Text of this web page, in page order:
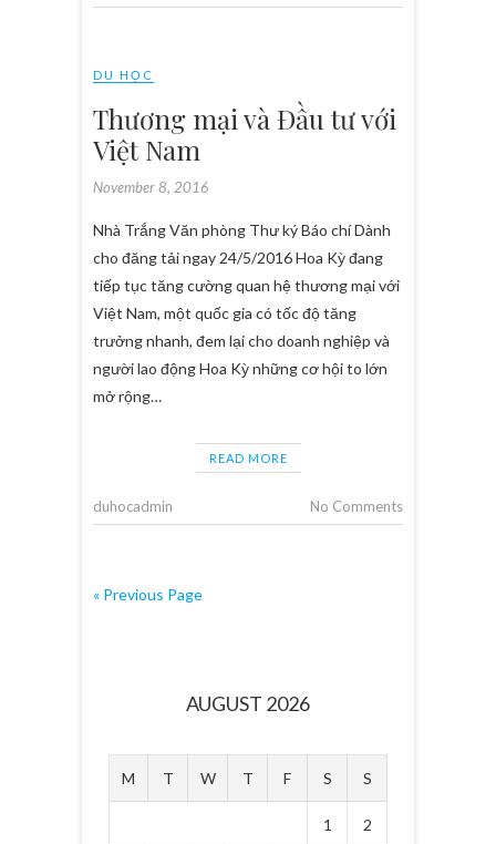
DU HỌC
Thương mại và Đầu tư với
Việt Nam
November 8, 2016
Nhà Trắng Văn phòng Thư ký Báo chí Dành
cho đăng tải ngay 24/5/2016 Hoa Kỳ đang
tiếp tục tăng cường quan hệ thương mại với
Việt Nam, một quốc gia có tốc độ tăng
trưởng nhanh, đem lại cho doanh nghiệp và
người lao động Hoa Kỳ những cơ hội to lớn
mở rộng…
READ MORE
duhocadmin No Comments
« Previous Page
AUGUST 2026
M T W T F S S
1 2